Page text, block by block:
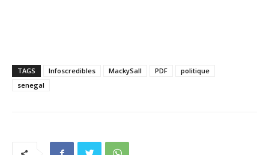
TAGS Infoscredibles MackySall PDF
politique
senegal